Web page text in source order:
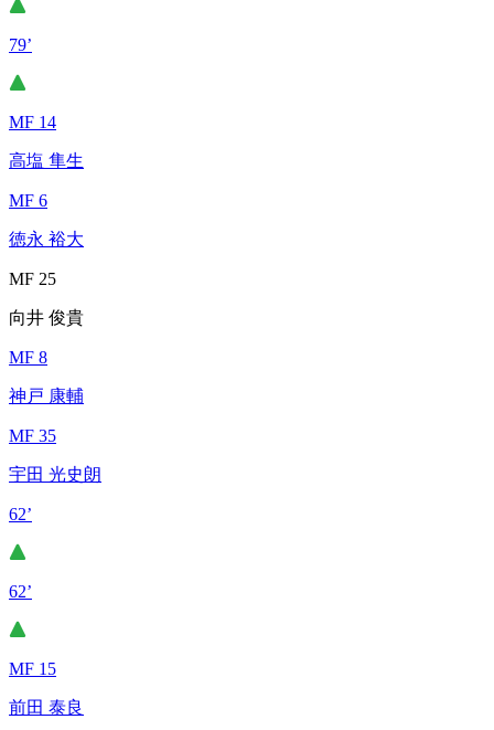
79’
MF 14
高塩 隼生
MF 6
徳永 裕大
MF 25
向井 俊貴
MF 8
神戸 康輔
MF 35
宇田 光史朗
62’
62’
MF 15
前田 泰良